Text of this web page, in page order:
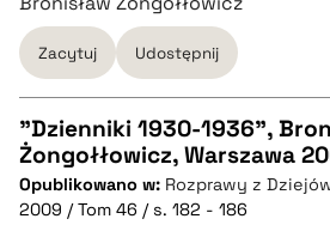
Zacytuj Udostępnij
CZYSTY TEKST
"Dzienniki 1930-1936",
Żongołłowicz, Warszawa
Opublikowano w: Rozprawy z
2009 / Tom 46 / s. 182 - 186